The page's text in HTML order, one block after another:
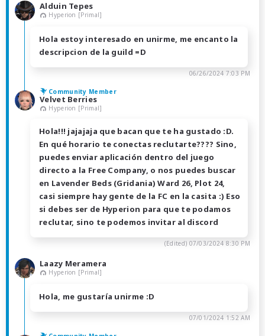
Alduin Tepes
Hyperion [Primal]
Hola estoy interesado en unirme, me encanto la
descripcion de la guild =D
06/26/2024 7:03 PM
Community Member
Velvet Berries
Hyperion [Primal]
Hola!!! jajajaja que bacan que te ha gustado :D.
En qué horario te conectas reclutarte???? Sino,
puedes enviar aplicación dentro del juego
directo a la Free Company, o nos puedes buscar
en Lavender Beds (Gridania) Ward 26, Plot 24,
casi siempre hay gente de la FC en la casita :) Eso
si debes ser de Hyperion para que te podamos
reclutar, sino te podemos invitar al discord
(Edited) 07/03/2024 8:30 PM
Laazy Meramera
Hyperion [Primal]
Hola, me gustaría unirme :D
07/01/2024 1:52 AM